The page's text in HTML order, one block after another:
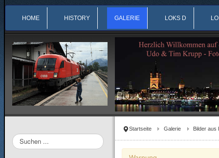
HOME HISTORY GALERIE LOKS D
Startseite Galerie Bilder aus
Suchen
...